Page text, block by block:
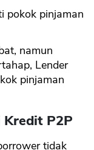
pokok pinjaman
namun
Lender
pinjaman
Kredit P2P
tidak